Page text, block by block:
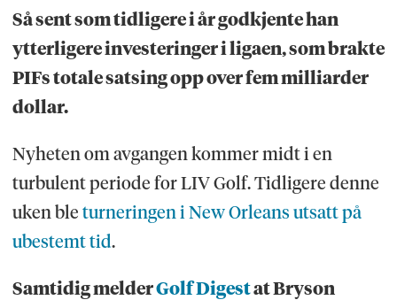
Så sent som tidligere i år godkjente han
ytterligere investeringer i ligaen, som brakte
PIFs totale satsing opp over fem milliarder
dollar.
Nyheten om avgangen kommer midt i en
turbulent periode for LIV Golf. Tidligere denne
uken ble turneringen i New Orleans utsatt på
ubestemt tid.
Samtidig melderGolf Digestat Bryson